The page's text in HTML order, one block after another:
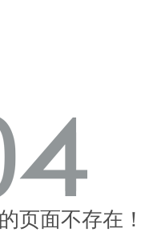
页面不存在！